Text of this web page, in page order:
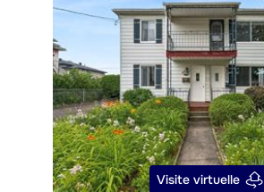
Visite virtuelle